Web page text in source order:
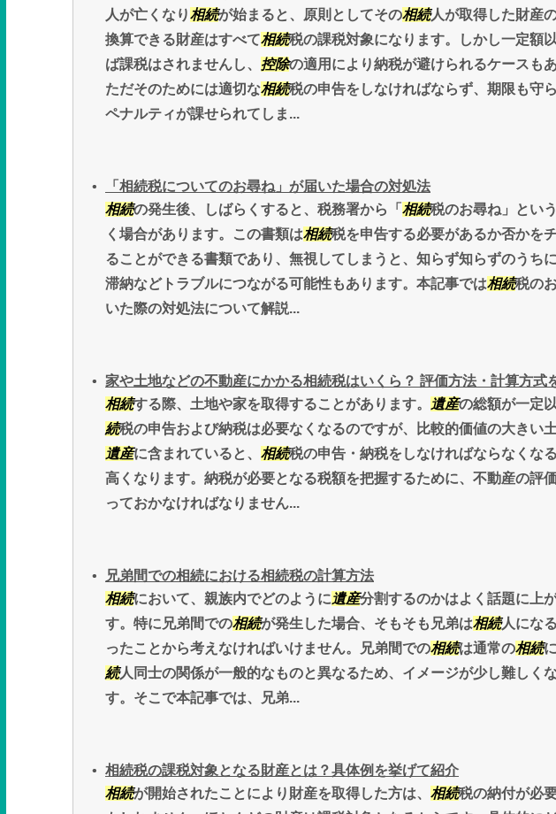
人が亡くなり相続が始まると、原則としてその相続人が取得した財産
換算できる財産はすべて相続税の課税対象になります。しかし一定額
ば課税はされませんし、 控除の適用により納税が避けられるケースもあ
ただそのためには適切な相続税の申告をしなければならず、期限も守
ペナルティが課せられてしま...
「相続税についてのお尋ね」が届いた場合の対処法
相続の発生後、しばらくすると、税務署から「 相続税のお尋ね」とい
く場合があります。この書類は相続税を申告する必要があるか否かを
ることができる書類であり、無視してしまうと、知らず知らずのうちに
滞納などトラブルにつながる可能性もあります。本記事では相続税の
いた際の対処法について解説...
家や土地などの不動産にかかる相続税はいくら？ 評価方法・計算方式
相続する際、土地や家を取得することがあります。 遺産の総額が一定
続税の申告および納税は必要なくなるのですが、比較的価値の大きい
遺産に含まれていると、 相続税の申告・納税をしなければならなくな
高くなります。納税が必要となる税額を把握するために、不動産の評
っておかなければなりません...
兄弟間での相続における相続税の計算方法
相続において、親族内でどのように遺産分割するのかはよく話題に上
す。特に兄弟間での相続が発生した場合、そもそも兄弟は相続人にな
ったことから考えなければいけません。兄弟間での相続は通常の相続
続人同士の関係が一般的なものと異なるため、イメージが少し難しく
す。そこで本記事では、兄弟...
相続税の課税対象となる財産とは？具体例を挙げて紹介
相続が開始されたことにより財産を取得した方は、 相続税の納付が必